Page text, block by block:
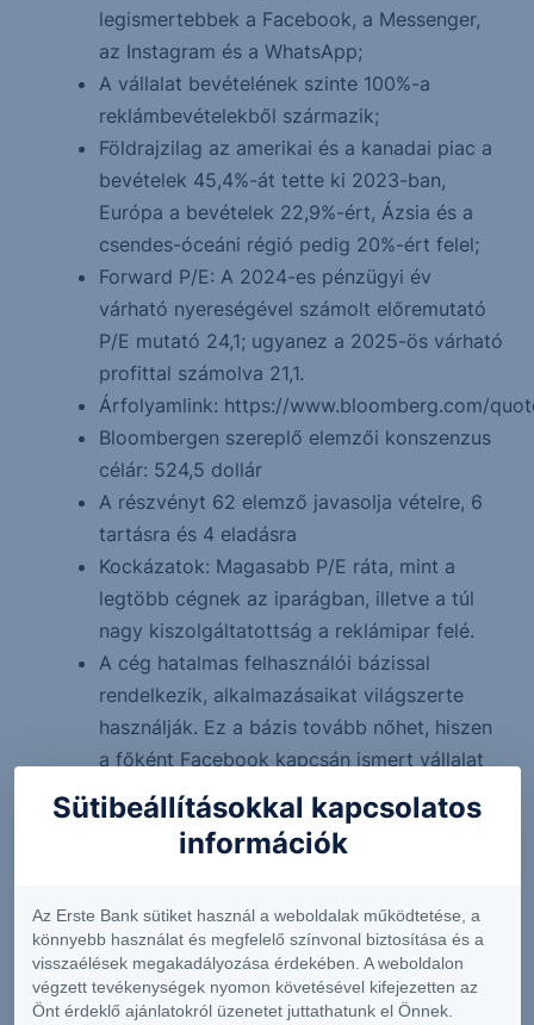
legismertebbek a Facebook, a Messenger,
az Instagram és a WhatsApp;
A vállalat bevételének szinte 100%-a
reklámbevételekből származik;
Földrajzilag az amerikai és a kanadai piac a
bevételek 45,4%-át tette ki 2023-ban,
Európa a bevételek 22,9%-ért, Ázsia és a
csendes-óceáni régió pedig 20%-ért felel;
Forward P/E: A 2024-es pénzügyi év
várható nyereségével számolt előremutató
P/E mutató 24,1; ugyanez a 2025-ös várható
profittal számolva 21,1.
Árfolyamlink: https://www.bloomberg.com/
Bloombergen szereplő elemzői konszenzus
célár: 524,5 dollár
A részvényt 62 elemző javasolja vételre, 6
tartásra és 4 eladásra
Kockázatok: Magasabb P/E ráta, mint a
legtöbb cégnek az iparágban, illetve a túl
nagy kiszolgáltatottság a reklámipar felé.
A cég hatalmas felhasználói bázissal
rendelkezik, alkalmazásaikat világszerte
használják. Ez a bázis tovább nőhet, hiszen
a főként Facebook kapcsán ismert vállalat
több, különböző fókuszú alkalmazást is
fejleszt.
Sütibeállításokkal kapcsolatos
információk
Az Erste Bank sütiket használ a weboldalak működtetése, a
könnyebb használat és megfelelő színvonal biztosítása és a
visszaélések megakadályozása érdekében. A weboldalon
végzett tevékenységek nyomon követésével kifejezetten az
Önt érdeklő ajánlatokról üzenetet juttathatunk el Önnek.